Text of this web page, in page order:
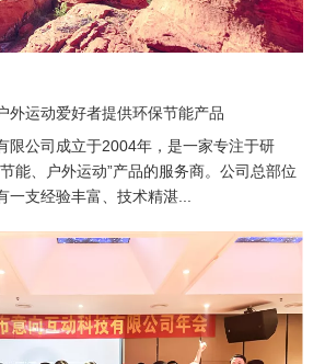
外运动爱好者提供环保节能产品
限公司成立于2004年，是一家专注于研
能、户外运动”产品的服务商。公司总部位
支经验丰富、技术精湛...